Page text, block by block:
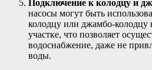
Подключение к колодцу и
насосы могут быть
колодцу или джамбо-колодцу
участке, что позволяет
водоснабжение, даже не
воды.